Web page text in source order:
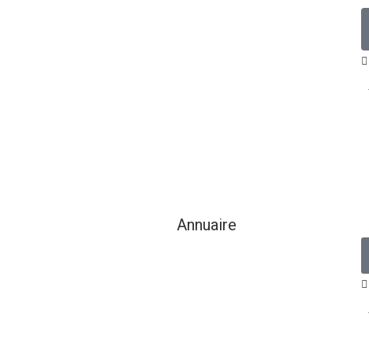
Annuaire